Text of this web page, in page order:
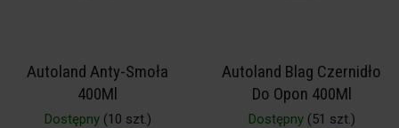
Autoland Anty-Smoła
400Ml
Dostępny(10 szt.)
Autoland Blag Czernidło
Do Opon 400Ml
Dostępny(51 szt.)